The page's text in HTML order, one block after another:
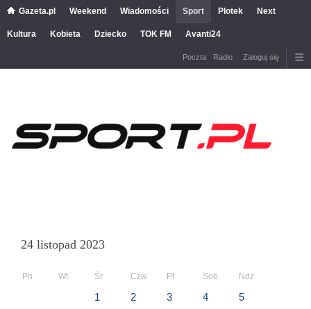
Gazeta.pl Weekend Wiadomości Sport Plotek Next
Kultura Kobieta Dziecko TOK FM Avanti24
Poczta Radio Zaloguj się
24 listopad 2023
Pn Wt Śr Czw Pt Sob Ndz
1 2 3 4 5